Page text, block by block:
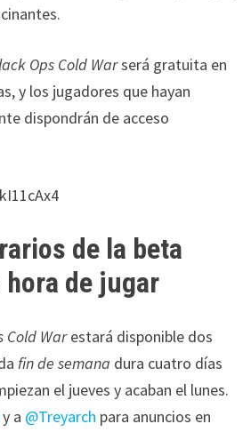
Ops Cold Warserá gratuita en
y los jugadores que hayan
dispondrán de acceso
de la beta
de jugar
Cold Warestará disponible dos
fin de semana dura cuatro días
el jueves y acaban el lunes.
a @Treyarch para anuncios en